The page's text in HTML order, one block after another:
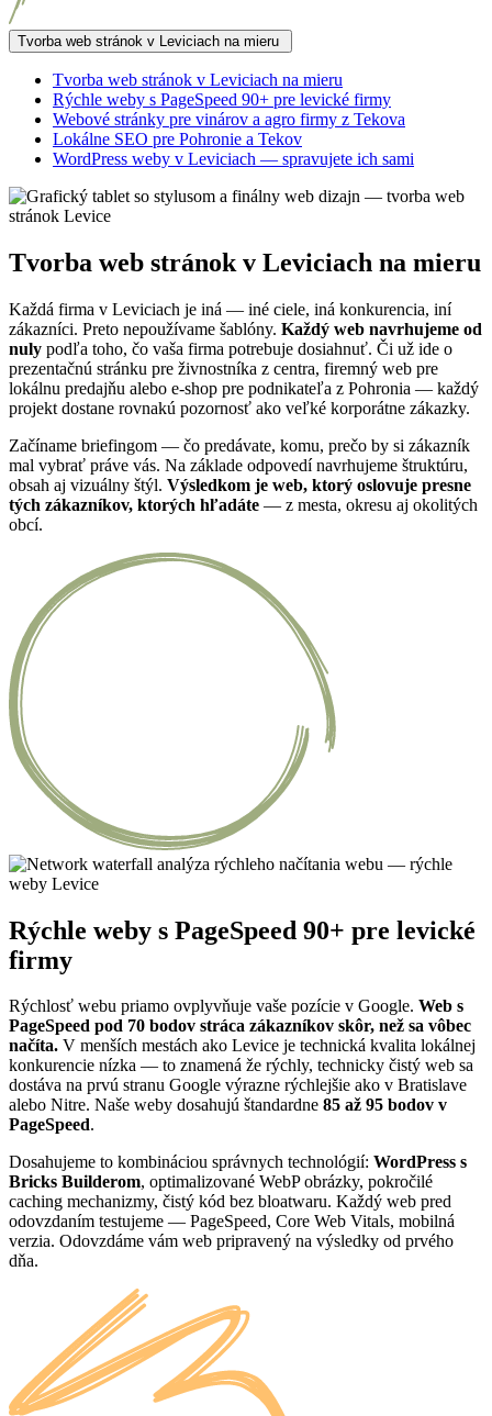
Tvorba web stránok v Leviciach na mieru
Tvorba web stránok v Leviciach na mieru
Rýchle weby s PageSpeed 90+ pre levické firmy
Webové stránky pre vinárov a agro firmy z Tekova
Lokálne SEO pre Pohronie a Tekov
WordPress weby v Leviciach — spravujete ich sami
Tvorba web stránok v Leviciach na mieru
Každá firma v Leviciach je iná — iné ciele, iná konkurencia, iní
zákazníci. Preto nepoužívame šablóny. Každý web navrhujeme od
nuly podľa toho, čo vaša firma potrebuje dosiahnuť. Či už ide o
prezentačnú stránku pre živnostníka z centra, firemný web pre
lokálnu predajňu alebo e-shop pre podnikateľa z Pohronia — každý
projekt dostane rovnakú pozornosť ako veľké korporátne zákazky.
Začíname briefingom — čo predávate, komu, prečo by si zákazník
mal vybrať práve vás. Na základe odpovedí navrhujeme štruktúru,
obsah aj vizuálny štýl. Výsledkom je web, ktorý oslovuje presne
tých zákazníkov, ktorých hľadáte — z mesta, okresu aj okolitých
obcí.
Rýchle weby s PageSpeed 90+ pre levické
firmy
Rýchlosť webu priamo ovplyvňuje vaše pozície v Google. Web s
PageSpeed pod 70 bodov stráca zákazníkov skôr, než sa vôbec
načíta. V menších mestách ako Levice je technická kvalita lokálnej
konkurencie nízka — to znamená že rýchly, technicky čistý web sa
dostáva na prvú stranu Google výrazne rýchlejšie ako v Bratislave
alebo Nitre. Naše weby dosahujú štandardne 85 až 95 bodov v
PageSpeed.
Dosahujeme to kombináciou správnych technológií: WordPress s
Bricks Builderom, optimalizované WebP obrázky, pokročilé
caching mechanizmy, čistý kód bez bloatwaru. Každý web pred
odovzdaním testujeme — PageSpeed, Core Web Vitals, mobilná
verzia. Odovzdáme vám web pripravený na výsledky od prvého
dňa.